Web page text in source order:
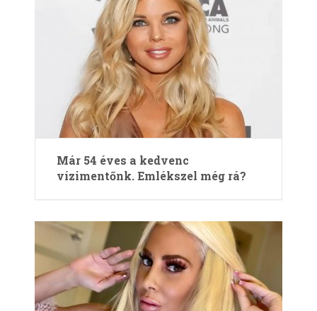
Már 54 éves a kedvenc
vízimentőnk. Emlékszel még rá?